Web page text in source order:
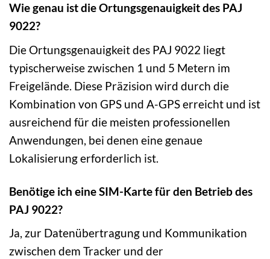
Wie genau ist die Ortungsgenauigkeit des PAJ
9022?
Die Ortungsgenauigkeit des PAJ 9022 liegt
typischerweise zwischen 1 und 5 Metern im
Freigelände. Diese Präzision wird durch die
Kombination von GPS und A-GPS erreicht und ist
ausreichend für die meisten professionellen
Anwendungen, bei denen eine genaue
Lokalisierung erforderlich ist.
Benötige ich eine SIM-Karte für den Betrieb des
PAJ 9022?
Ja, zur Datenübertragung und Kommunikation
zwischen dem Tracker und der